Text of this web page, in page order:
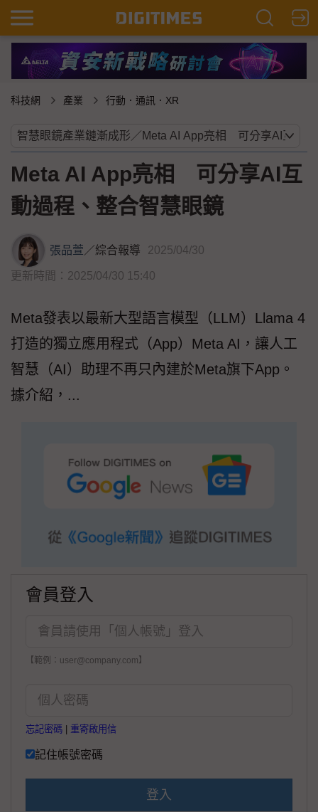
科技網 產業 行動．通訊．XR
Meta AI App亮相 可分享AI互
動過程、整合智慧眼鏡
張品萱／綜合報導 2025/04/30
更新時間：2025/04/30 15:40
Meta發表以最新大型語言模型（LLM）Llama 4
打造的獨立應用程式（App）Meta AI，讓人工
智慧（AI）助理不再只內建於Meta旗下App。
據介紹，...
會員登入
【範例：user@company.com】
忘記密碼 重寄啟用信
記住帳號密碼
登入